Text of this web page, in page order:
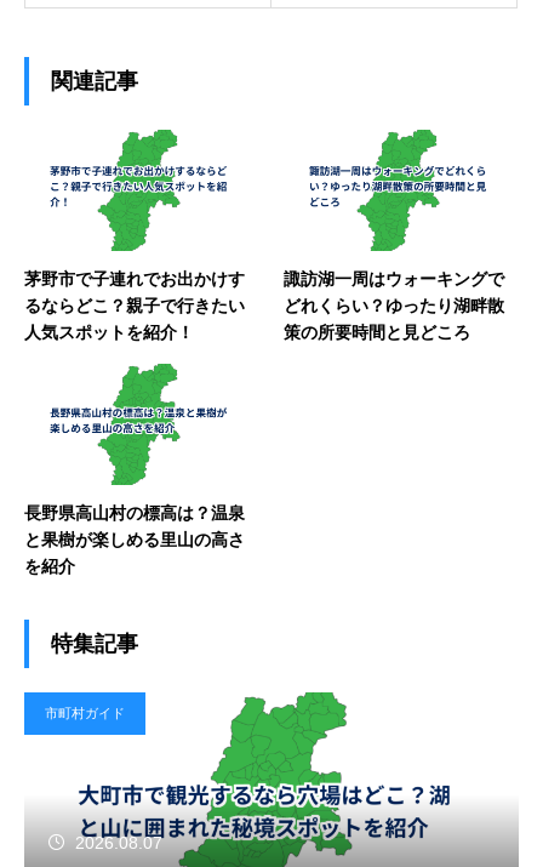
関連記事
茅野市で子連れでお出かけす
るならどこ？親子で行きたい
人気スポットを紹介！
諏訪湖一周はウォーキングで
どれくらい？ゆったり湖畔散
策の所要時間と見どころ
長野県高山村の標高は？温泉
と果樹が楽しめる里山の高さ
を紹介
特集記事
市町村ガイド
2026.08.07